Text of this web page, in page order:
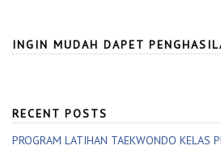
INGIN MUDAH DAPET
RECENT POSTS
PROGRAM LATIHAN TAEKWONDO KELAS